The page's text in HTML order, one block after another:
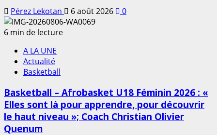
Pérez Lekotan 6 août 2026
0
6 min de lecture
A LA UNE
Actualité
Basketball
Basketball – Afrobasket U18 Féminin 2026 : «
Elles sont là pour apprendre, pour découvrir
le haut niveau »; Coach Christian Olivier
Quenum